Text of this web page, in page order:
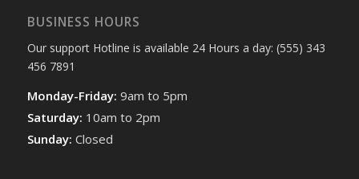
BUSINESS HOURS
Our support Hotline is available 24 Hours a day: (555) 343
456 7891
Monday-Friday: 9am to 5pm
Saturday: 10am to 2pm
Sunday: Closed